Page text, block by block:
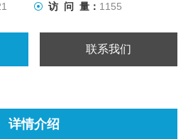
访 问 量： 1155
联系我们
详情介绍